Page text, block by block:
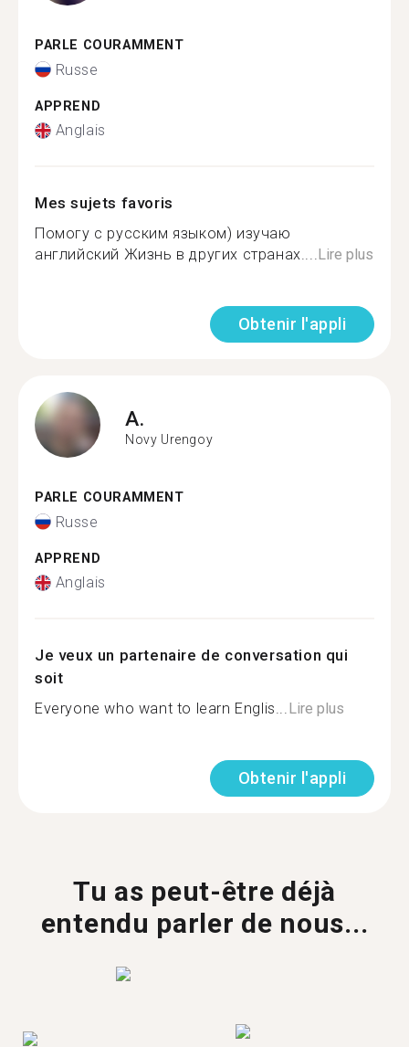
PARLE COURAMMENT
Russe
APPREND
Anglais
Mes sujets favoris
Помогу с русским языком) изучаю
английский Жизнь в других странах....Lire plus
Obtenir l'appli
A.
Novy Urengoy
PARLE COURAMMENT
Russe
APPREND
Anglais
Je veux un partenaire de conversation qui
soit
Everyone who want to learn Englis...Lire plus
Obtenir l'appli
Tu as peut-être déjà
entendu parler de nous...